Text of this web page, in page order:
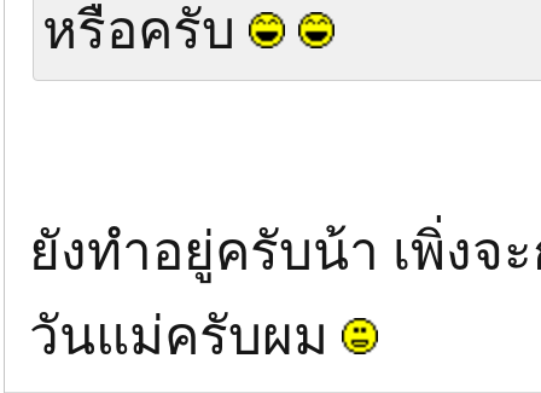
หรือครับ
ยังทำอยู่ครับน้า เพิ่งจ
วันแม่ครับผม